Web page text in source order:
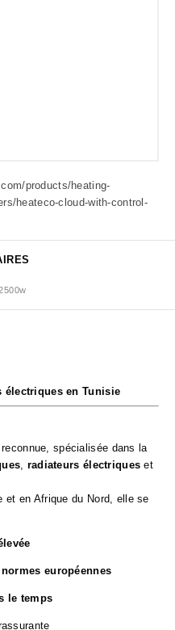
products/heating-
heateco-cloud-with-control-
électriques en Tunisie
spécialisée dans la
, radiateurs électriques et
et en Afrique du Nord, elle se
normes européennes
le temps